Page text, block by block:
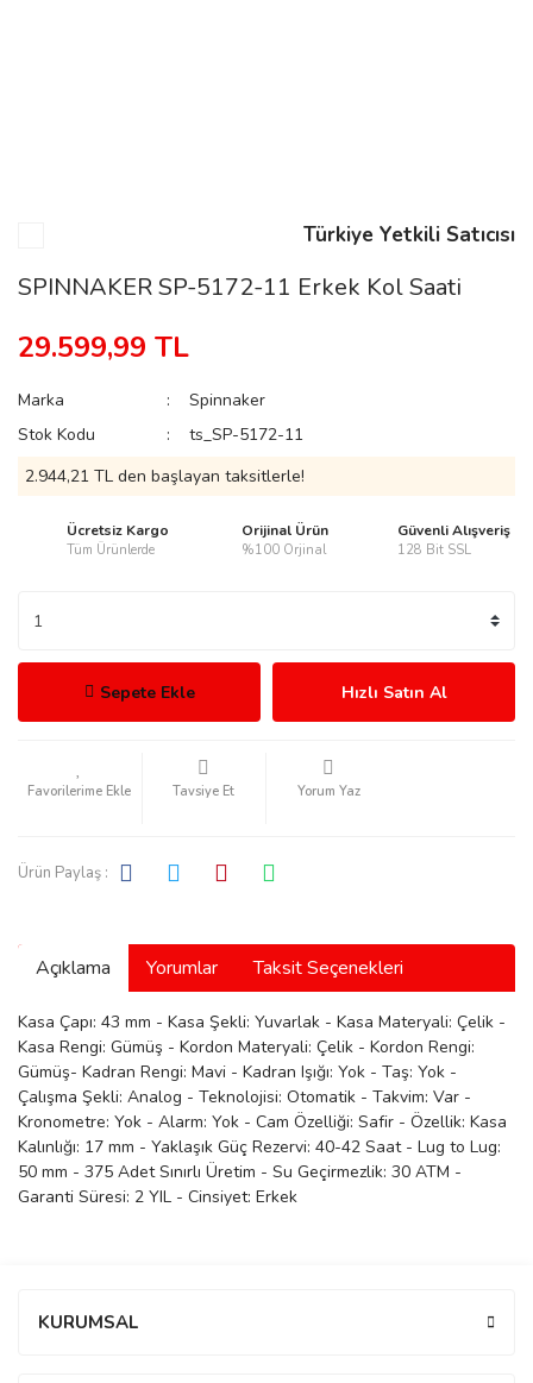
Manoir
Türkiye Yetkili Satıcısı
SPINNAKER SP-5172-11 Erkek Kol Saati
29.599,99 TL
Marka
Spinnaker
Stok Kodu
ts_SP-5172-11
2.944,21 TL den başlayan taksitlerle!
Ücretsiz Kargo
Tüm Ürünlerde
Orijinal Ürün
%100 Orjinal
Güvenli Alışveriş
128 Bit SSL
Sepete Ekle Hızlı Satın Al
Tavsiye Et Yorum Yaz
Ürün Paylaş :
Açıklama Yorumlar Taksit Seçenekleri
Kasa Çapı: 43 mm - Kasa Şekli: Yuvarlak - Kasa Materyali: Çelik -
Kasa Rengi: Gümüş - Kordon Materyali: Çelik - Kordon Rengi:
Gümüş- Kadran Rengi: Mavi - Kadran Işığı: Yok - Taş: Yok -
Çalışma Şekli: Analog - Teknolojisi: Otomatik - Takvim: Var -
Kronometre: Yok - Alarm: Yok - Cam Özelliği: Safir - Özellik: Kasa
Kalınlığı: 17 mm - Yaklaşık Güç Rezervi: 40-42 Saat - Lug to Lug:
50 mm - 375 Adet Sınırlı Üretim - Su Geçirmezlik: 30 ATM -
Garanti Süresi: 2 YIL - Cinsiyet: Erkek
KURUMSAL